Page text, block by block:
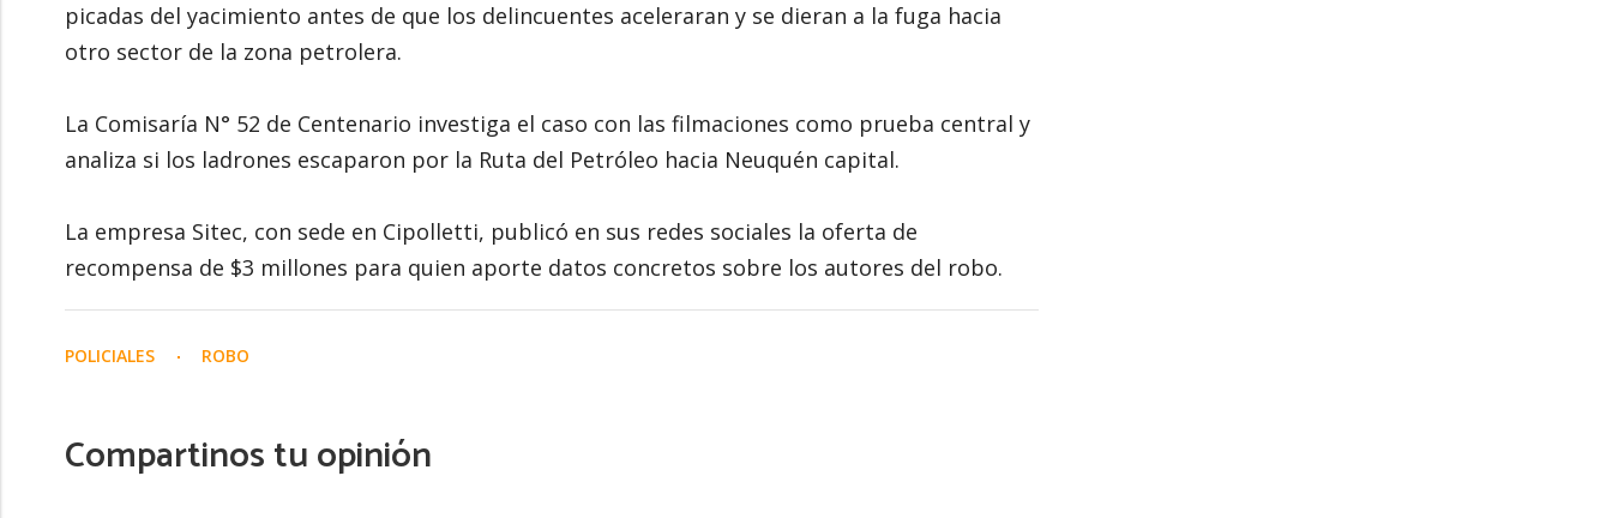
picadas del yacimiento antes de que los delincuentes aceleraran y se dieran a la fuga hacia
otro sector de la zona petrolera.
La Comisaría N° 52 de Centenario investiga el caso con las filmaciones como prueba central y
analiza si los ladrones escaparon por la Ruta del Petróleo hacia Neuquén capital.
La empresa Sitec, con sede en Cipolletti, publicó en sus redes sociales la oferta de
recompensa de $3 millones para quien aporte datos concretos sobre los autores del robo.
POLICIALES ROBO
Compartinos tu opinión